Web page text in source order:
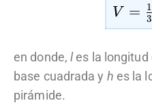
V
=
r
a
V = 3
1
en donde, les la longitud
base cuadrada y h es la
pirámide.